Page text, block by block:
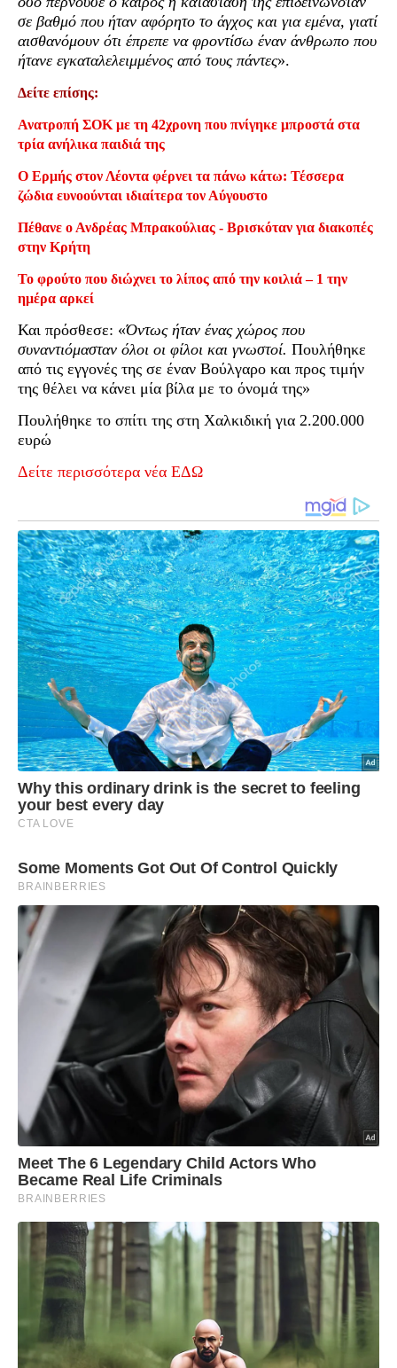
σε βαθμό που ήταν αφόρητο το άγχος και για εμένα, γιατί
αισθανόμουν ότι έπρεπε να φροντίσω έναν άνθρωπο που
ήτανε εγκαταλελειμμένος από τους πάντες».
Δείτε επίσης:
Ανατροπή ΣΟΚ με τη 42χρονη που πνίγηκε μπροστά στα
τρία ανήλικα παιδιά της
Ο Ερμής στον Λέοντα φέρνει τα πάνω κάτω: Τέσσερα
ζώδια ευνοούνται ιδιαίτερα τον Αύγουστο
Πέθανε ο Ανδρέας Μπρακούλιας - Βρισκόταν για διακοπές
στην Κρήτη
Το φρούτο που διώχνει το λίπος από την κοιλιά – 1 την
ημέρα αρκεί
Και πρόσθεσε: «Όντως ήταν ένας χώρος που
συναντιόμασταν όλοι οι φίλοι και γνωστοί. Πουλήθηκε
από τις εγγονές της σε έναν Βούλγαρο και προς τιμήν
της θέλει να κάνει μία βίλα με το όνομά της»
Πουλήθηκε το σπίτι της στη Χαλκιδική για 2.200.000
ευρώ
Δείτε περισσότερα νέα ΕΔΩ